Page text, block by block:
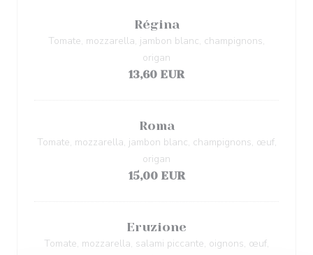
Régina
Tomate, mozzarella, jambon blanc, champignons,
origan
13,60 EUR
Roma
Tomate, mozzarella, jambon blanc, champignons, œuf,
origan
15,00 EUR
Eruzione
Tomate, mozzarella, salami piccante, oignons, œuf,